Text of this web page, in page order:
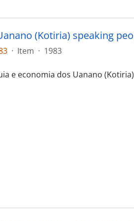
· Item · 1983
e economia dos Uanano (Kotiria)